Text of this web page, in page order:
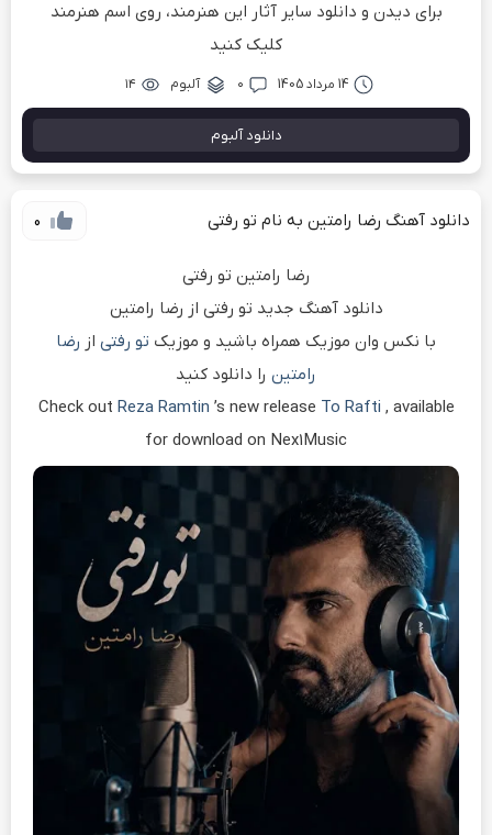
برای دیدن و دانلود سایر آثار این هنرمند، روی اسم هنرمند
کلیک کنید
14 مرداد 1405 ۰ آلبوم ۱۴
دانلود آلبوم
0 دانلود آهنگ رضا رامتین به نام تو رفتی
رضا رامتین تو رفتی
دانلود آهنگ جدید تو رفتی از رضا رامتین
با نکس وان موزیک همراه باشید و موزیک تو رفتی از رضا
رامتین را دانلود کنید
Check out Reza Ramtin ’s new release To Rafti , available
for download on Nex1Music